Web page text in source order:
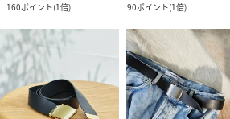
160ポイント(1倍)
90ポイント(1倍)